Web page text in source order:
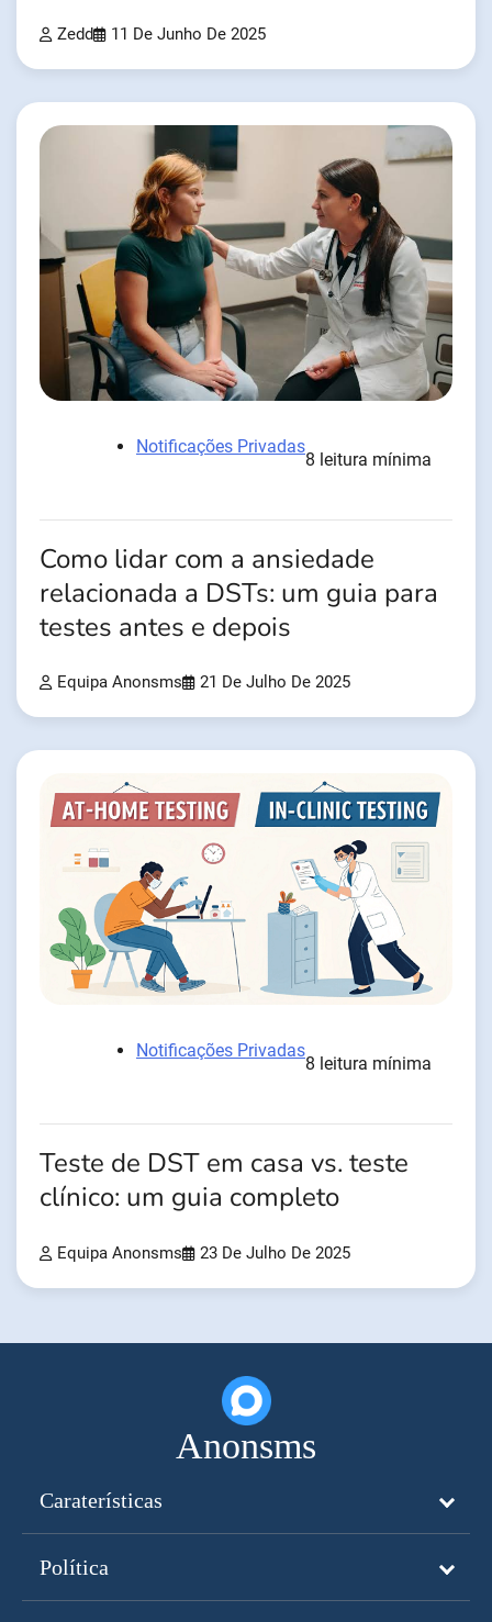
Zedd 11 De Junho De 2025
Notificações Privadas
8 leitura mínima
Como lidar com a ansiedade
relacionada a DSTs: um guia para
testes antes e depois
Equipa Anonsms 21 De Julho De 2025
Notificações Privadas
8 leitura mínima
Teste de DST em casa vs. teste
clínico: um guia completo
Equipa Anonsms 23 De Julho De 2025
Anonsms
Caraterísticas
Política